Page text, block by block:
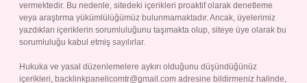
vermektedir. Bu nedenle, sitedeki içerikleri proaktif olarak denetleme
veya araştırma yükümlülüğümüz bulunmamaktadır. Ancak, üyelerimiz
yazdıkları içeriklerin sorumluluğunu taşımakta olup, siteye üye olarak bu
sorumluluğu kabul etmiş sayılırlar.
Hukuka ve yasal düzenlemelere aykırı olduğunu düşündüğünüz
içerikleri, backlinkpanelicomtr@gmail.com adresine bildirmeniz halinde,